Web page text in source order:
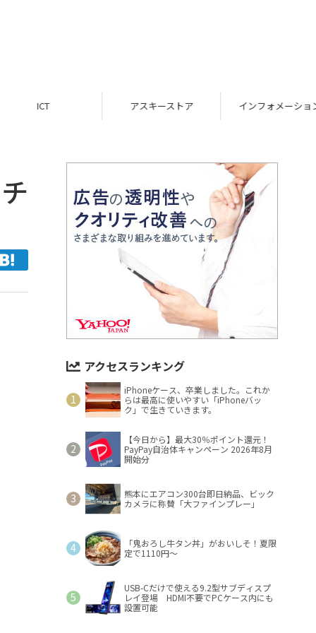
アスキーストア インフォメーション
アクセスランキング
iPhoneケース、卒業しました。これか
らは最高に使いやすい「iPhoneバッ
ク」で生きていきます。
【今日から】最大30％ポイント還元！
PayPay自治体キャンペーン 2026年8月
開始分
熊本にエアコン300台即日納品、ビック
カメラに称賛「大ファインプレー」
「鬼おろし牛タン丼」がおいしそ！夏限
定で1110円～
USB-Cだけで使える9.2型サブディスプ
レイ登場 HDMI不要でPCケース内にも
設置可能